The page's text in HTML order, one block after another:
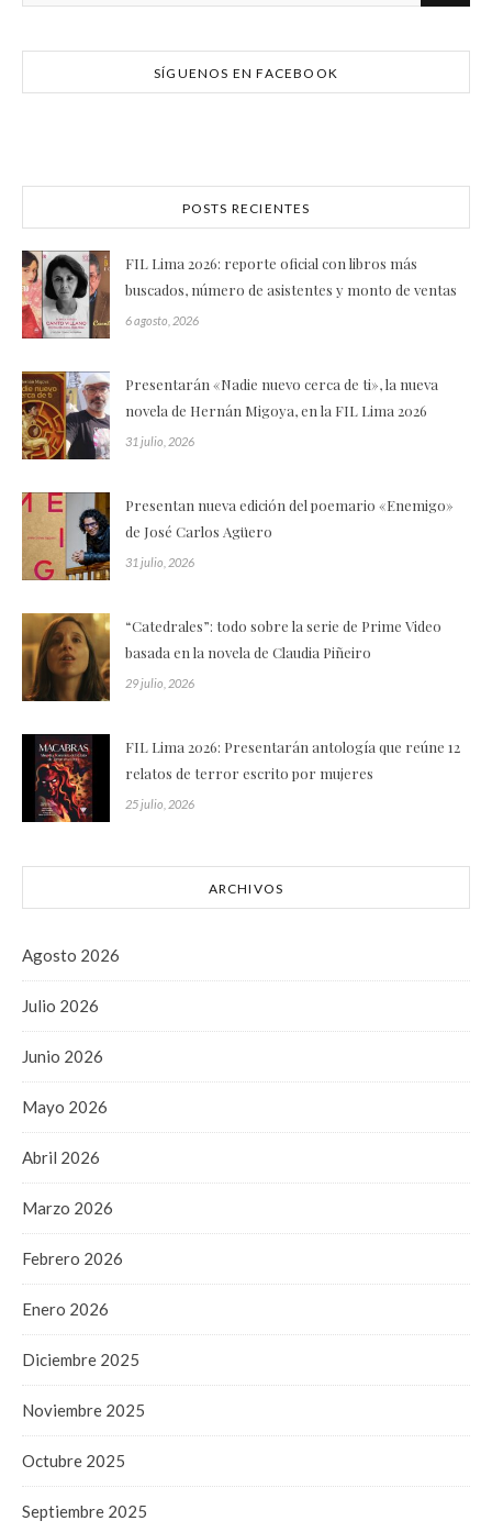
SÍGUENOS EN FACEBOOK
POSTS RECIENTES
FIL Lima 2026: reporte oficial con libros más
buscados, número de asistentes y monto de ventas
6 agosto, 2026
Presentarán «Nadie nuevo cerca de ti», la nueva
novela de Hernán Migoya, en la FIL Lima 2026
31 julio, 2026
Presentan nueva edición del poemario «Enemigo»
de José Carlos Agüero
31 julio, 2026
“Catedrales”: todo sobre la serie de Prime Video
basada en la novela de Claudia Piñeiro
29 julio, 2026
FIL Lima 2026: Presentarán antología que reúne 12
relatos de terror escrito por mujeres
25 julio, 2026
ARCHIVOS
Agosto 2026
Julio 2026
Junio 2026
Mayo 2026
Abril 2026
Marzo 2026
Febrero 2026
Enero 2026
Diciembre 2025
Noviembre 2025
Octubre 2025
Septiembre 2025